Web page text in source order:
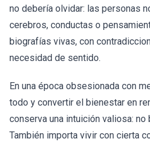
no debería olvidar: las personas
cerebros, conductas o
biografías vivas, con
necesidad de sentido.
En una época obsesionada con
todo y convertir el bienestar en
conserva una intuición valiosa: no
También importa vivir con cierta